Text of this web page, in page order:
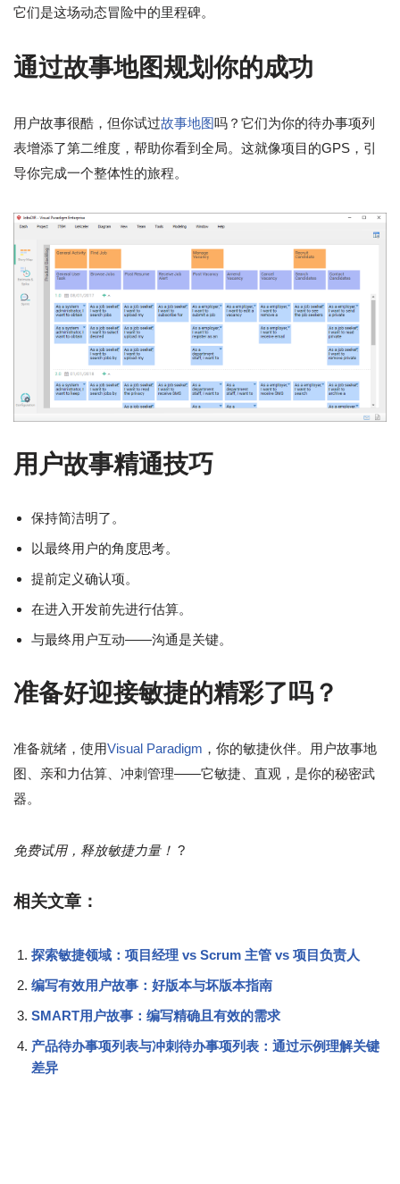
它们是这场动态冒险中的里程碑。
通过故事地图规划你的成功
用户故事很酷，但你试过故事地图吗？它们为你的待办事项列
表增添了第二维度，帮助你看到全局。这就像项目的GPS，引
导你完成一个整体性的旅程。
用户故事精通技巧
保持简洁明了。
以最终用户的角度思考。
提前定义确认项。
在进入开发前先进行估算。
与最终用户互动——沟通是关键。
准备好迎接敏捷的精彩了吗？
准备就绪，使用Visual Paradigm ，你的敏捷伙伴。用户故事地
图、亲和力估算、冲刺管理——它敏捷、直观，是你的秘密武
器。
免费试用，释放敏捷力量！ ?
相关文章：
探索敏捷领域：项目经理 vs Scrum 主管 vs 项目负责人
编写有效用户故事：好版本与坏版本指南
SMART用户故事：编写精确且有效的需求
产品待办事项列表与冲刺待办事项列表：通过示例理解关键
差异